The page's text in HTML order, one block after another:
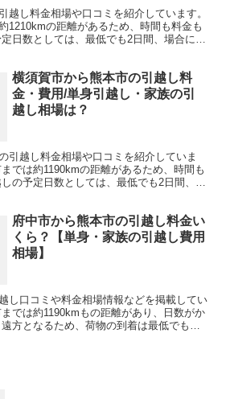
越し料金相場や口コミを紹介しています。
1210kmの距離があるため、時間も料金も
日数としては、最低でも2日間、場合によ
横須賀市から熊本市の引越し料
金・費用/単身引越し・家族の引
越し相場は？
引越し料金相場や口コミを紹介していま
では約1190kmの距離があるため、時間も
の予定日数としては、最低でも2日間、場
府中市から熊本市の引越し料金い
くら？【単身・家族の引越し費用
相場】
し口コミや料金相場情報などを掲載してい
では約1190kmもの距離があり、日数がか
方となるため、荷物の到着は最低でも中